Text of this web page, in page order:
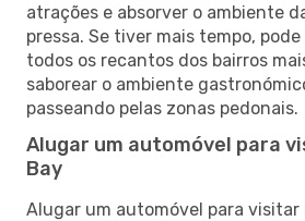
atrações e absorver o ambiente
pressa. Se tiver mais tempo,
todos os recantos dos bairros
saborear o ambiente
passeando pelas zonas pedonais.
Alugar um automóvel para
Bay
Alugar um automóvel para visitar